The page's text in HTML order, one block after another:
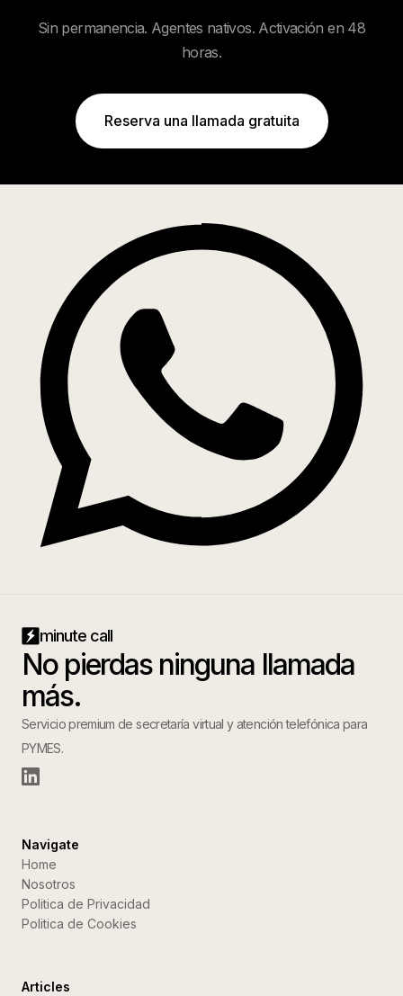
Sin permanencia. Agentes nativos. Activación en 48
horas.
Reserva una llamada gratuita
minute call
No pierdas ninguna llamada
más.
Servicio premium de secretaría virtual y atención telefónica para
PYMES.
Navigate
Home
Nosotros
Politica de Privacidad
Politica de Cookies
Articles